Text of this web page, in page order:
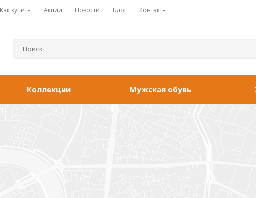
Как купить Акции Новости Блог Контакты
Коллекции Мужская обувь